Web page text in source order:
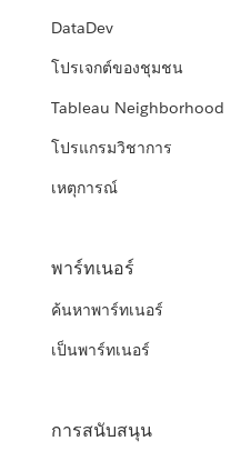
DataDev
โปรเจกต์ของชุมชน
Tableau Neighborhood
โปรแกรมวิชาการ
เหตุการณ์
พาร์ทเนอร์
ค้นหาพาร์ทเนอร์
เป็นพาร์ทเนอร์
การสนับสนุน